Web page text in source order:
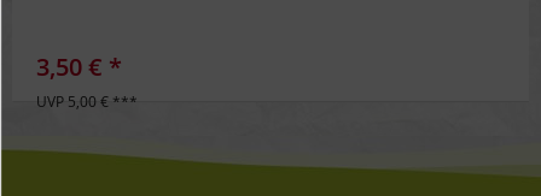
3,50 € *
UVP 5,00 € ***